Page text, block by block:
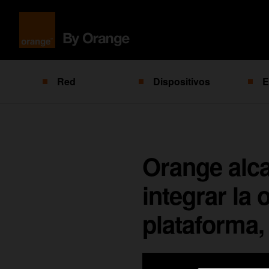
Red Dispositivos
Orange
integrar la